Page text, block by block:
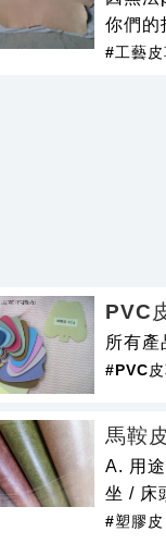
你們的
#工藝皮
PVC
所有
#PVC
馬鞍
A. 用
坐 / 床
#塑膠皮